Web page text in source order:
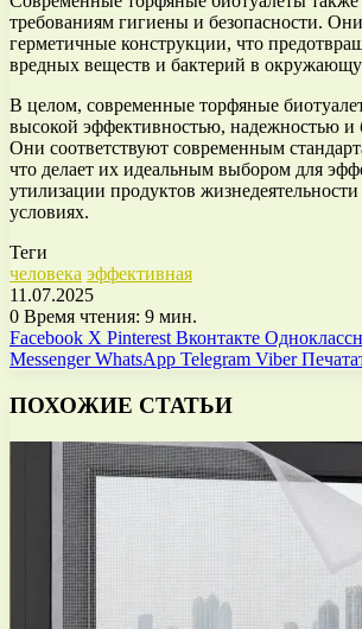
требованиям гигиены и безопасности.
герметичные конструкции, что
вредных веществ и бактерий в
В целом, современные торфяные
высокой эффективностью, надежностью и
Они соответствуют современным
что делает их идеальным выбором для
утилизации продуктов
условиях.
Теги
человека эффективная
11.07.2025
0 Время чтения: 9 мин.
Facebook X Pinterest Вконтакте
Messenger WhatsApp Telegram Viber
ПОХОЖИЕ СТАТЬИ